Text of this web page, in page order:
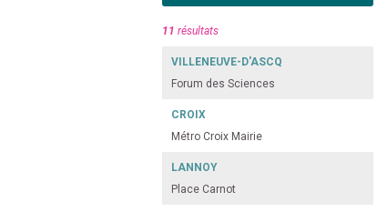
11 résultats
VILLENEUVE-D'ASCQ
Forum des Sciences
CROIX
Métro Croix Mairie
LANNOY
Place Carnot